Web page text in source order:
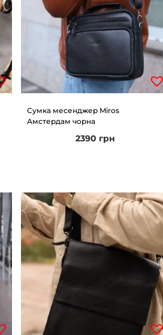
Сумка месенджер Miros
Амстердам чорна
2390 грн